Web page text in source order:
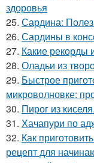
здоровья
25. Сардина:
26. Сардины в
27. Какие рекорды
28. Оладьи из
29. Быстрое
микроволновке:
30. Пирог из киселя.
31. Хачапури по
32. Как
рецепт для